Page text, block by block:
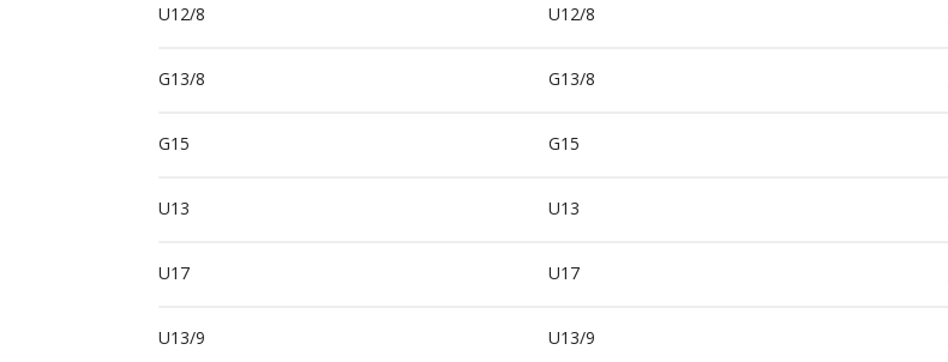
U12/8 U12/8
G13/8 G13/8
G15 G15
U13 U13
U17 U17
U13/9 U13/9